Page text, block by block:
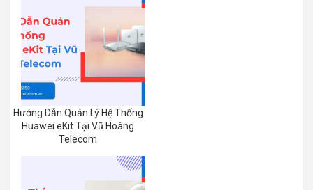
Hướng Dẫn Quản Lý Hệ Thống
Huawei eKit Tại Vũ Hoàng
Telecom